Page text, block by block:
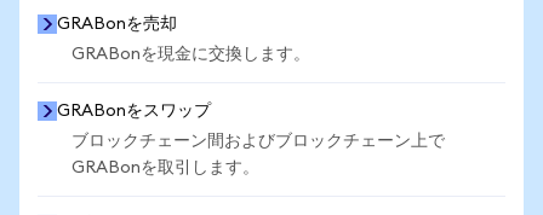
GRABonを売却
GRABonを現金に交換します。
GRABonをスワップ
ブロックチェーン間およびブロックチェーン上で
GRABonを取引します。